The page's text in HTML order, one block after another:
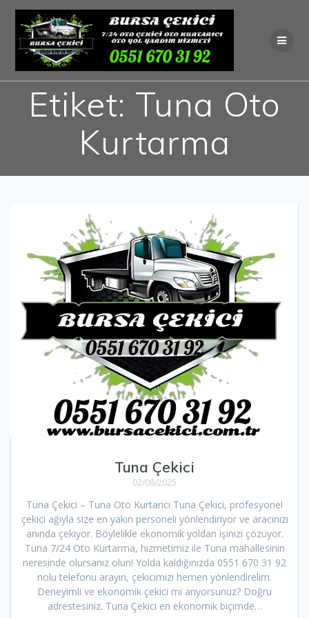
Skip
to
content
Etiket: Tuna Oto
Kurtarma
Tuna Çekici
02/08/2025
Tuna Çekici – Tuna Oto Kurtarıcı Tuna Çekici, profesyonel
çekici ağıyla size en yakın personeli yönlendiriyor ve aracınızı
anında çekiyor. Böylelikle ekonomik yoldan işinizi çözüyor.
Tuna 7/24 Oto Kurtarma, hizmetimiz ile Tuna mahallesinin
neresinde olursanız olun! Yolda kaldığınızda 0551 670 31 92
nolu telefonu arayın, çekicimizi hemen yönlendirelim.
Deneyimli ve ekonomik çekici mi arıyorsunuz? Doğru
adrestesiniz. Tuna Çekici en ekonomik biçimde…